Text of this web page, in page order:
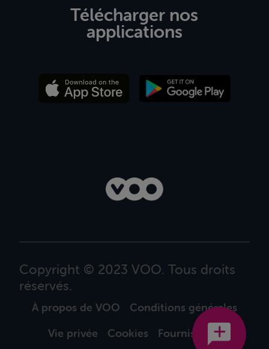
Télécharger nos
applications
Copyright © 2023 VOO. Tous droits
réservés.
À propos de VOO
Conditions générales
Vie privée
Cookies Fournisseurs